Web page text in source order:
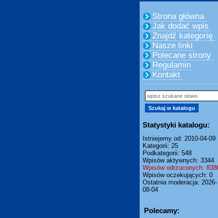
Strona główna
Jak dodać wpis
Znajdź kategorię
Nasze linki
Polecane strony
Regulamin
Kontakt
Statystyki katalogu:
Istniejemy od: 2010-04-09
Kategorii: 25
Podkategorii: 548
Wpisów aktywnych: 3344
Wpisów odrzuconych:
Wpisów oczekujących: 0
Ostatnia moderacja: 2026-
08-04
Polecamy: